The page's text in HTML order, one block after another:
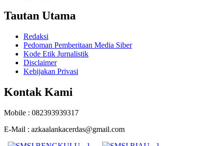
Tautan Utama
Redaksi
Pedoman Pemberitaan Media Siber
Kode Etik Jurnalistik
Disclaimer
Kebijakan Privasi
Kontak Kami
Mobile : 082393939317
E-Mail : azkaalankacerdas@gmail.com